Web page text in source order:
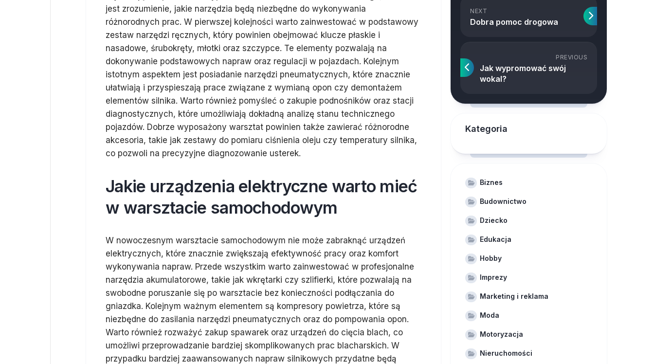
jest zrozumienie, jakie narzędzia będą niezbędne do wykonywania
różnorodnych prac. W pierwszej kolejności warto zainwestować w podstawowy
zestaw narzędzi ręcznych, który powinien obejmować klucze płaskie i
nasadowe, śrubokręty, młotki oraz szczypce. Te elementy pozwalają na
dokonywanie podstawowych napraw oraz regulacji w pojazdach. Kolejnym
istotnym aspektem jest posiadanie narzędzi pneumatycznych, które znacznie
ułatwiają i przyspieszają prace związane z wymianą opon czy demontażem
elementów silnika. Warto również pomyśleć o zakupie podnośników oraz stacji
diagnostycznych, które umożliwiają dokładną analizę stanu technicznego
pojazdów. Dobrze wyposażony warsztat powinien także zawierać różnorodne
akcesoria, takie jak zestawy do pomiaru ciśnienia oleju czy temperatury silnika,
co pozwoli na precyzyjne diagnozowanie usterek.
Jakie urządzenia elektryczne warto mieć
w warsztacie samochodowym
W nowoczesnym warsztacie samochodowym nie może zabraknąć urządzeń
elektrycznych, które znacznie zwiększają efektywność pracy oraz komfort
wykonywania napraw. Przede wszystkim warto zainwestować w profesjonalne
narzędzia akumulatorowe, takie jak wkrętarki czy szlifierki, które pozwalają na
swobodne poruszanie się po warsztacie bez konieczności podłączania do
gniazdka. Kolejnym ważnym elementem są kompresory powietrza, które są
niezbędne do zasilania narzędzi pneumatycznych oraz do pompowania opon.
Warto również rozważyć zakup spawarek oraz urządzeń do cięcia blach, co
umożliwi przeprowadzanie bardziej skomplikowanych prac blacharskich. W
przypadku bardziej zaawansowanych napraw silnikowych przydatne będą
NEXT
Dobra pomoc drogowa
PREVIOUS
Jak wypromować swój
wokal?
Kategoria
Biznes
Budownictwo
Dziecko
Edukacja
Hobby
Imprezy
Marketing i reklama
Moda
Motoryzacja
Nieruchomości